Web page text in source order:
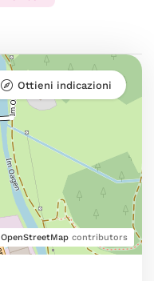
OpenStreetMap contributors
Ottieni indicazioni